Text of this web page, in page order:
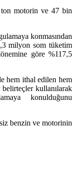
ton motorin ve 47 bin
konmasından
milyon som tüketim
göre %117,5
hem ithal edilen hem
kullanılarak
konulduğunu
benzin ve motorinin